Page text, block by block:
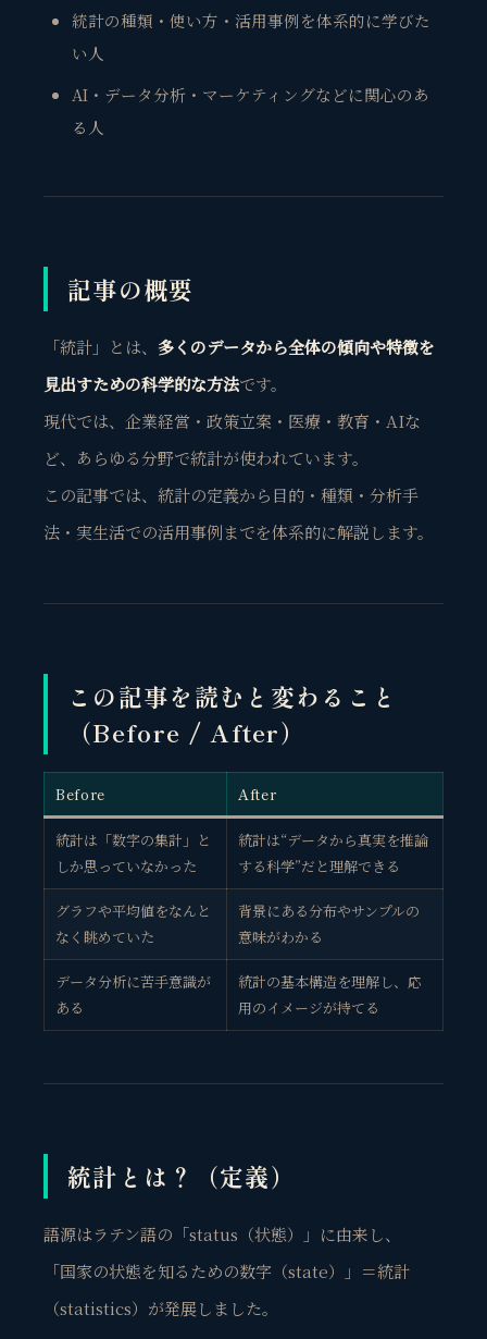
統計の種類・使い方・活用事例を体系的に学びた
い人
AI・データ分析・マーケティングなどに関心のあ
る人
記事の概要
「統計」とは、 多くのデータから全体の傾向や特徴を
見出すための科学的な方法です。
現代では、企業経営・政策立案・医療・教育・AIな
ど、あらゆる分野で統計が使われています。
この記事では、統計の定義から目的・種類・分析手
法・実生活での活用事例までを体系的に解説します。
この記事を読むと変わること
（Before / After）
Before After
統計は「数字の集計」と
しか思っていなかった
統計は“データから真実を推論
する科学”だと理解できる
グラフや平均値をなんと
なく眺めていた
背景にある分布やサンプルの
意味がわかる
データ分析に苦手意識が
ある
統計の基本構造を理解し、応
用のイメージが持てる
統計とは？（定義）
語源はラテン語の「status（状態）」に由来し、
「国家の状態を知るための数字（state）」＝統計
（statistics）が発展しました。